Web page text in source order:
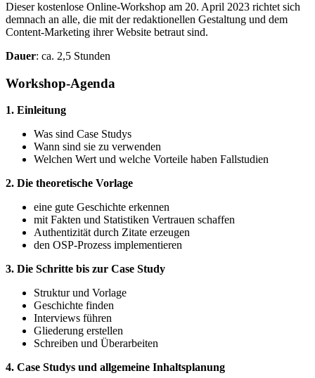
Dieser kostenlose Online-Workshop am 20. April 2023 richtet sich
demnach an alle, die mit der redaktionellen Gestaltung und dem
Content-Marketing ihrer Website betraut sind.
Dauer: ca. 2,5 Stunden
Workshop-Agenda
1. Einleitung
Was sind Case Studys
Wann sind sie zu verwenden
Welchen Wert und welche Vorteile haben Fallstudien
2. Die theoretische Vorlage
eine gute Geschichte erkennen
mit Fakten und Statistiken Vertrauen schaffen
Authentizität durch Zitate erzeugen
den OSP-Prozess implementieren
3. Die Schritte bis zur Case Study
Struktur und Vorlage
Geschichte finden
Interviews führen
Gliederung erstellen
Schreiben und Überarbeiten
4. Case Studys und allgemeine Inhaltsplanung